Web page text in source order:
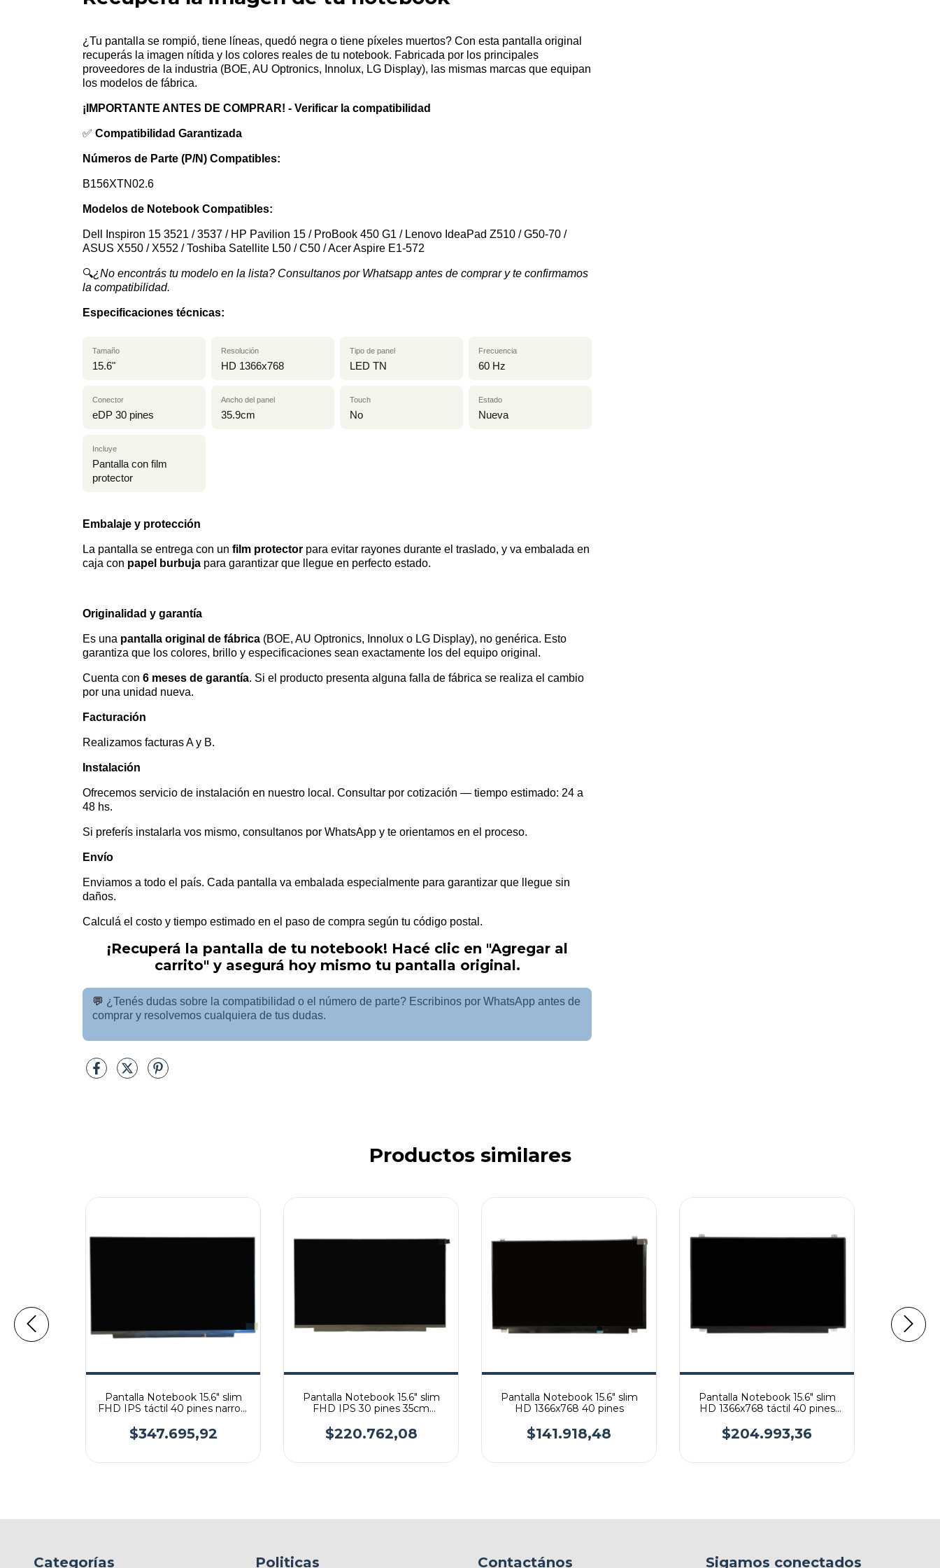
¿Tu pantalla se rompió, tiene líneas, quedó negra o tiene píxeles muertos? Con esta pantalla original
recuperás la imagen nítida y los colores reales de tu notebook. Fabricada por los principales
proveedores de la industria (BOE, AU Optronics, Innolux, LG Display), las mismas marcas que equipan
los modelos de fábrica.
¡IMPORTANTE ANTES DE COMPRAR! - Verificar la compatibilidad
✅ Compatibilidad Garantizada
Números de Parte (P/N) Compatibles:
B156XTN02.6
Modelos de Notebook Compatibles:
Dell Inspiron 15 3521 / 3537 / HP Pavilion 15 / ProBook 450 G1 / Lenovo IdeaPad Z510 / G50-70 /
ASUS X550 / X552 / Toshiba Satellite L50 / C50 / Acer Aspire E1-572
🔍¿No encontrás tu modelo en la lista? Consultanos por Whatsapp antes de comprar y te confirmamos
la compatibilidad.
Especificaciones técnicas:
Tamaño
15.6"
Resolución
HD 1366x768
Tipo de panel
LED TN
Frecuencia
60 Hz
Conector
eDP 30 pines
Ancho del panel
35.9cm
Touch
No
Estado
Nueva
Incluye
Pantalla con film
protector
Embalaje y protección
La pantalla se entrega con un film protector para evitar rayones durante el traslado, y va embalada en
caja con papel burbuja para garantizar que llegue en perfecto estado.
Originalidad y garantía
Es una pantalla original de fábrica (BOE, AU Optronics, Innolux o LG Display), no genérica. Esto
garantiza que los colores, brillo y especificaciones sean exactamente los del equipo original.
Cuenta con 6 meses de garantía. Si el producto presenta alguna falla de fábrica se realiza el cambio
por una unidad nueva.
Facturación
Realizamos facturas A y B.
Instalación
Ofrecemos servicio de instalación en nuestro local. Consultar por cotización — tiempo estimado: 24 a
48 hs.
Si preferís instalarla vos mismo, consultanos por WhatsApp y te orientamos en el proceso.
Envío
Enviamos a todo el país. Cada pantalla va embalada especialmente para garantizar que llegue sin
daños.
Calculá el costo y tiempo estimado en el paso de compra según tu código postal.
¡Recuperá la pantalla de tu notebook! Hacé clic en "Agregar al
carrito" y asegurá hoy mismo tu pantalla original.
💬 ¿Tenés dudas sobre la compatibilidad o el número de parte? Escribinos por WhatsApp antes de
comprar y resolvemos cualquiera de tus dudas.
Productos similares
Pantalla Notebook 15.6" slim
FHD IPS táctil 40 pines narrow
$347.695,92
Pantalla Notebook 15.6" slim
FHD IPS 30 pines 35cm
$220.762,08
Pantalla Notebook 15.6" slim
HD 1366x768 40 pines
$141.918,48
Pantalla Notebook 15.6" slim
HD 1366x768 táctil 40 pines
$204.993,36
Categorías Politicas Contactános Sigamos conectados